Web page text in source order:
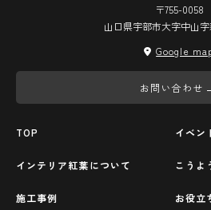
〒755-0058
山口県宇部市大字中山字
Google
お問い合わせ
TOP
インテリア紅葉について
施工事例
イベン
こうよ
お役立